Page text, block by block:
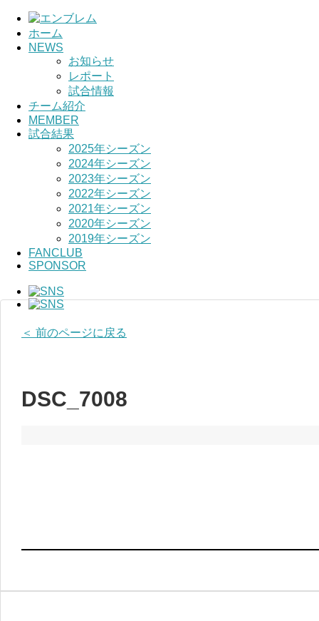
ホーム
NEWS
お知らせ
レポート
試合情報
チーム紹介
MEMBER
試合結果
2025年シーズン
2024年シーズン
2023年シーズン
2022年シーズン
2021年シーズン
2020年シーズン
2019年シーズン
FANCLUB
SPONSOR
＜ 前のページに戻る
DSC_7008